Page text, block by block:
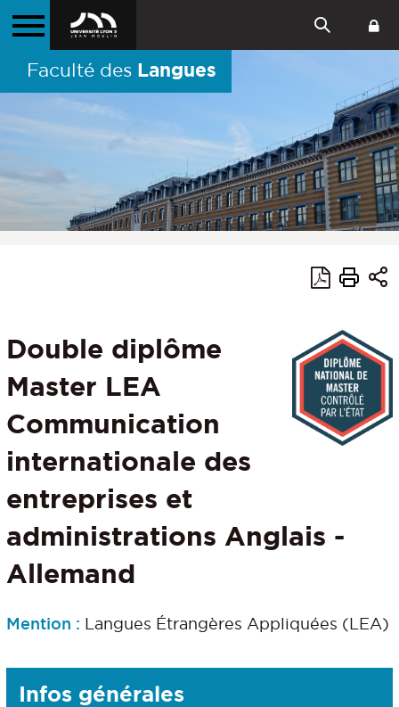
Faculté des Langues
Double diplôme
Master LEA
Communication
internationale des
entreprises et
administrations Anglais -
Allemand
Mention : Langues Étrangères Appliquées (LEA)
Détails
Infos générales